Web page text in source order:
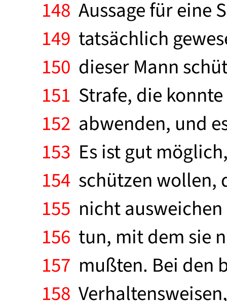
148 Aussage für eine
149 tatsächlich
150 dieser Mann
151 Strafe, die
152 abwenden, und
153 Es ist gut
154 schützen wollen,
155 nicht
156 tun, mit dem sie
157 mußten. Bei den
158